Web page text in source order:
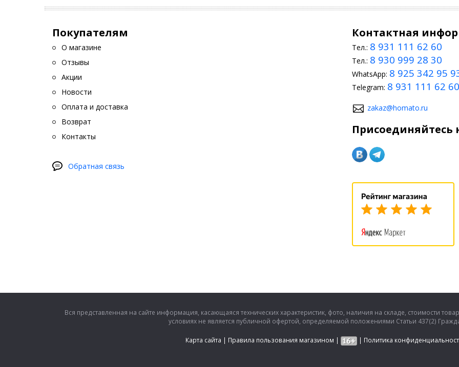
Покупателям
О магазине
Отзывы
Акции
Новости
Оплата и доставка
Возврат
Контакты
Обратная связь
Контактная
Тел.: 8 931 111 62 60
Тел.: 8 930 999 28 30
WhatsApp: 8 925 342 95
Telegram: 8 931 111 62 60
zakaz@homato.ru
Присоединяйтесь
Вся представленная на сайте информация, касающаяся технических характеристик, фото, наличия на складе, стоимости
условиях не является публичной офертой, определяемой положениями Статьи 437(2)
Карта сайта | Правила пользования магазином | | Политика